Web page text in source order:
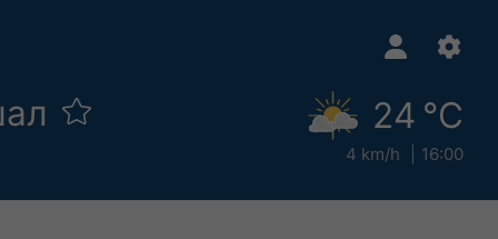
24 °C
4 km/h 16:00